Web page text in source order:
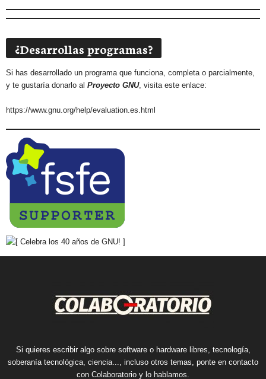
¿Desarrollas programas?
Si has desarrollado un programa que funciona, completa o parcialmente,
y te gustaría donarlo al Proyecto GNU, visita este enlace:
https://www.gnu.org/help/evaluation.es.html
Si quieres escribir algo sobre software o hardware libres, tecnología,
soberanía tecnológica, ciencia..., incluso otros temas, ponte en contacto
con Colaboratorio y lo hablamos.